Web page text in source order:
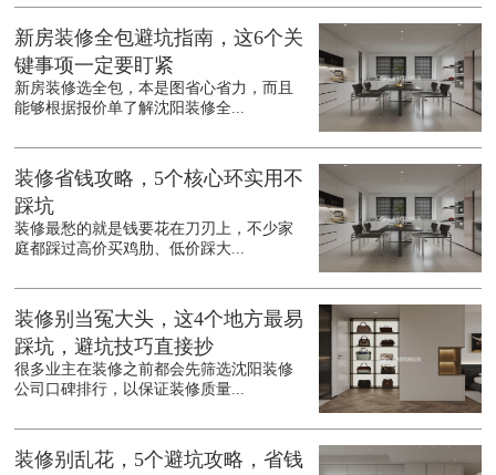
新房装修全包避坑指南，这6个关
键事项一定要盯紧
新房装修选全包，本是图省心省力，而且
能够根据报价单了解沈阳装修全...
装修省钱攻略，5个核心环实用不
踩坑
装修最愁的就是钱要花在刀刃上，不少家
庭都踩过高价买鸡肋、低价踩大...
装修别当冤大头，这4个地方最易
踩坑，避坑技巧直接抄
很多业主在装修之前都会先筛选沈阳装修
公司口碑排行，以保证装修质量...
装修别乱花，5个避坑攻略，省钱